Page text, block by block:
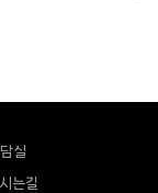
실
는길